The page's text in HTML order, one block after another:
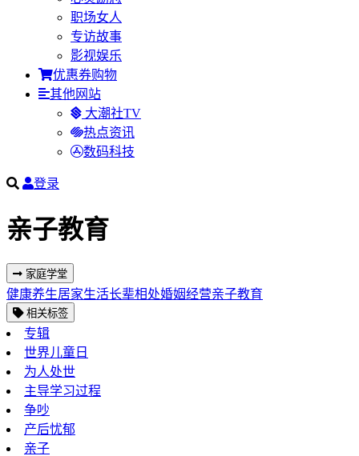
职场女人
专访故事
影视娱乐
优惠券购物
其他网站
大潮社TV
热点资讯
数码科技
登录
亲子教育
家庭学堂
健康养生居家生活长辈相处婚姻经营亲子教育
相关标签
专辑
世界儿童日
为人处世
主导学习过程
争吵
产后忧郁
亲子